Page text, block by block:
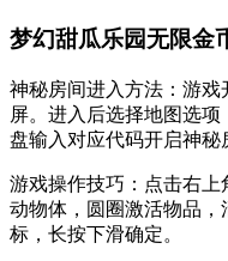
梦幻甜瓜乐园无限金
神秘房间进入方法：游
屏。进入后选择地图选
盘输入对应代码开启神秘
游戏操作技巧：点击右
动物体，圆圈激活物品，
标，长按下滑确定。